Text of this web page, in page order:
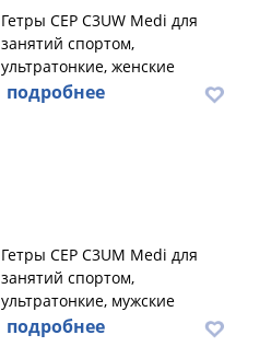
Гетры CEP C3UW Medi для
занятий спортом,
ультратонкие, женские
подробнее
Гетры CEP C3UM Medi для
занятий спортом,
ультратонкие, мужские
подробнее